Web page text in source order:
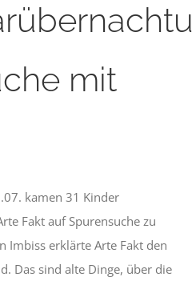
mit
kamen 31 Kinder
Fakt auf Spurensuche zu
Imbiss erklärte Arte Fakt den
Das sind alte Dinge, über die